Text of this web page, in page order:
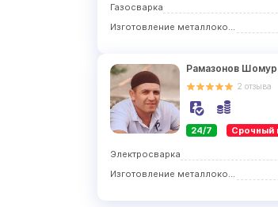
Газосварка
Изготовление металлоконструкций
Рамазонов
2 отзыва
24/7 Срочный
Электросварка
Изготовление металлоконструкций